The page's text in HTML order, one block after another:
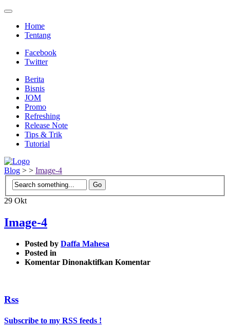
Home
Tentang
Facebook
Twitter
Berita
Bisnis
JOM
Promo
Refreshing
Release Note
Tips & Trik
Tutorial
Blog > > Image-4
29 Okt
Image-4
Posted by Daffa Mahesa
Posted in
Komentar Dinonaktifkan pada
Komentar
Rss
Subscribe to my RSS feeds !